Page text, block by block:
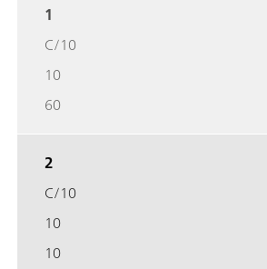
1
C/10
10
60
2
C/10
10
10